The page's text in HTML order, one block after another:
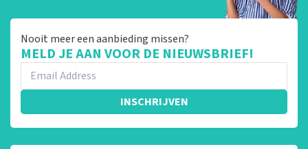
Nooit meer een aanbieding missen?
MELD JE AAN VOOR DE NIEUWSBRIEF!
INSCHRIJVEN